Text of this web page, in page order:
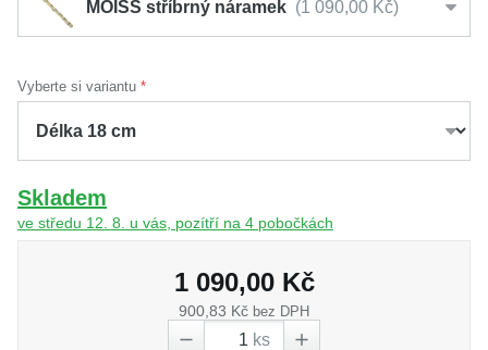
MOISS stříbrný náramek 1 090,00 Kč
Vyberte si variantu
Skladem
ve středu 12. 8. u vás, pozítří na 4 pobočkách
1 090,00 Kč
900,83 Kč bez DPH
ks